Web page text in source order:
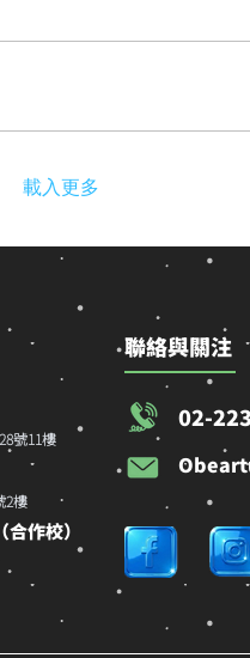
課業和公立差在哪？三個讓家
習怎麼選：為什麼「大班再
哪？三個讓家長措手不及的現
陪伴多所私中的孩子，第一
（《今周刊》2026 年 3 月
載入更多
聯絡與關注
號11樓
2樓
作校）
02-